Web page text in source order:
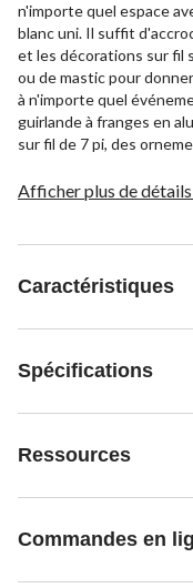
n'importe quel espace
blanc uni. Il suffit
et les décorations sur fil
ou de mastic pour
à n'importe quel
guirlande à franges en
sur fil de 7 pi, des
Afficher plus de détails
Caractéristiques
Spécifications
Ressources
Commandes en